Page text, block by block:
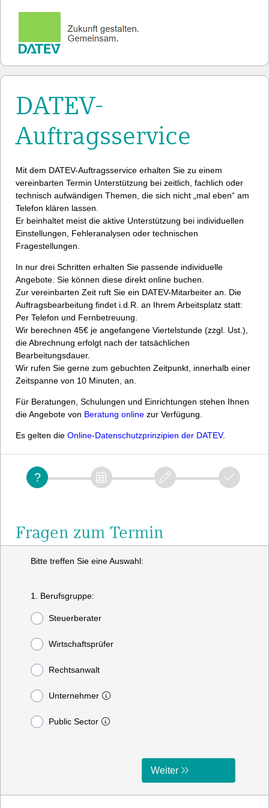
DATEV-
Auftragsservice
Mit dem DATEV-Auftragsservice erhalten Sie zu einem
vereinbarten Termin Unterstützung bei zeitlich, fachlich oder
technisch aufwändigen Themen, die sich nicht „mal eben“ am
Telefon klären lassen.
Er beinhaltet meist die aktive Unterstützung bei individuellen
Einstellungen, Fehleranalysen oder technischen
Fragestellungen.
In nur drei Schritten erhalten Sie passende individuelle
Angebote. Sie können diese direkt online buchen.
Zur vereinbarten Zeit ruft Sie ein DATEV-Mitarbeiter an. Die
Auftragsbearbeitung findet i.d.R. an Ihrem Arbeitsplatz statt:
Per Telefon und Fernbetreuung.
Wir berechnen 45€ je angefangene Viertelstunde (zzgl. Ust.),
die Abrechnung erfolgt nach der tatsächlichen
Bearbeitungsdauer.
Wir rufen Sie gerne zum gebuchten Zeitpunkt, innerhalb einer
Zeitspanne von 10 Minuten, an.
Für Beratungen, Schulungen und Einrichtungen stehen Ihnen
die Angebote von Beratung online zur Verfügung.
Es gelten die Online-Datenschutzprinzipien der DATEV.
Fragen zum Termin
Bitte treffen Sie eine Auswahl:
1. Berufsgruppe:
Steuerberater
Wirtschaftsprüfer
Rechtsanwalt
Unternehmer
Public Sector
Weiter